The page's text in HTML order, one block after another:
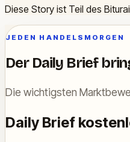
Diese Story ist Teil des
JEDEN HANDELSMORGEN
Der Daily Brief
Die wichtigsten
Daily Brief